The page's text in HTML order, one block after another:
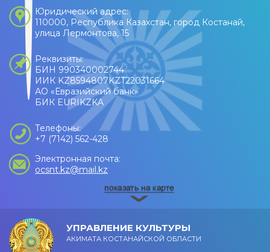
Юридический адрес:
110000, Республика Казахстан, город Костанай,
улица Лермонтова, 15
Реквизиты:
БИН 990340002744
ИИК KZ8594807KZT22031664
АО «Евразийский банк»
БИК EURIKZKA
Телефоны:
+7 (7142) 562-428
Электронная почта:
ocsnt.kz@mail.kz
УПРАВЛЕНИЕ КУЛЬТУРЫ
АКИМАТА КОСТАНАЙСКОЙ ОБЛАСТИ